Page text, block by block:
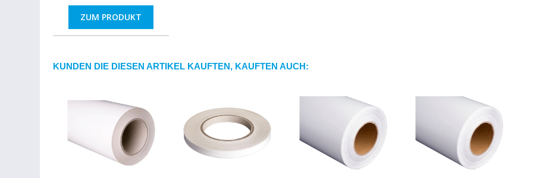
ZUM PRODUKT
KUNDEN DIE DIESEN ARTIKEL KAUFTEN, KAUFTEN AUCH: